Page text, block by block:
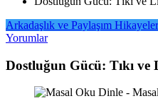
Arkadaşlık ve Paylaşım
Yorumlar
Dostluğun Gücü: Tıkı ve